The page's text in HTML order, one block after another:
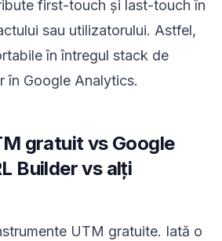
first-touch și last-touch în
sau utilizatorului. Astfel,
în întregul stack de
în Google Analytics.
gratuit vs Google
Builder vs alți
UTM gratuite. Iată o